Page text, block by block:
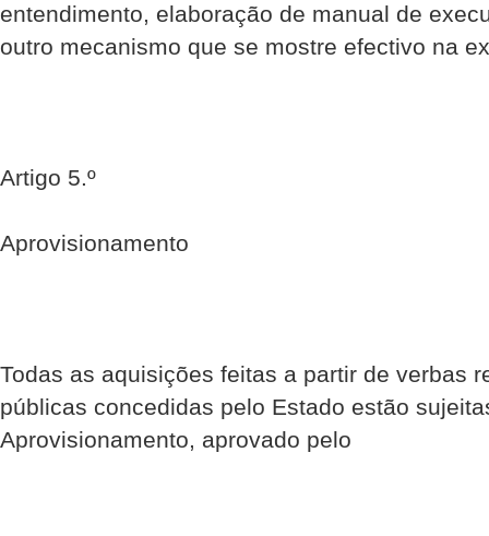
entendimento, elaboração de manual de
outro mecanismo que se mostre efectivo na
Artigo 5.º
Aprovisionamento
Todas as aquisições feitas a partir de verbas
públicas concedidas pelo Estado estão
Aprovisionamento, aprovado pelo